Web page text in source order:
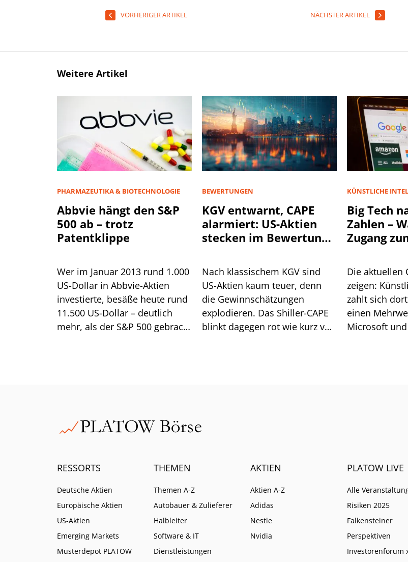
VORHERIGER ARTIKEL NÄCHSTER ARTIKEL
Weitere Artikel
PHARMAZEUTIKA & BIOTECHNOLOGIE
Abbvie hängt den S&P
500 ab – trotz
Patentklippe
Wer im Januar 2013 rund 1.000
US-Dollar in Abbvie-Aktien
investierte, besäße heute rund
11.500 US-Dollar – deutlich
mehr, als der S&P 500 gebracht
BEWERTUNGEN
KGV entwarnt, CAPE
alarmiert: US-Aktien
stecken im Bewertungs-
Nach klassischem KGV sind
US-Aktien kaum teuer, denn
die Gewinnschätzungen
explodieren. Das Shiller-CAPE
blinkt dagegen rot wie kurz vor
KÜNSTLICHE
Big Tech
Zahlen –
Zugang
Die aktuellen
zeigen:
zahlt sich
einen
Microsoft
RESSORTS
Deutsche Aktien
Europäische Aktien
US-Aktien
Emerging Markets
Musterdepot PLATOW
THEMEN
Themen A-Z
Autobauer & Zulieferer
Halbleiter
Software & IT
Dienstleistungen
AKTIEN
Aktien A-Z
Adidas
Nestle
Nvidia
PLATOW LIVE
Alle
Risiken 2025
Falkensteiner
Perspektiven
Investorenforum